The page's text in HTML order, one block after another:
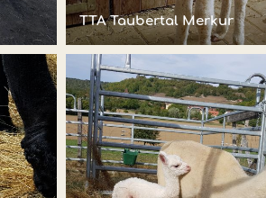
TTA Taubertal Merkur